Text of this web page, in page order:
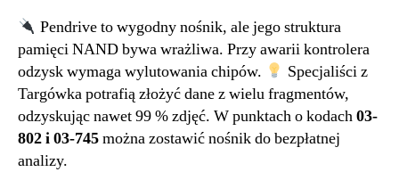
Pendrive to wygodny nośnik, ale jego struktura
pamięci NAND bywa wrażliwa. Przy awarii kontrolera
odzysk wymaga wylutowania chipów.
Specjaliści z
Targówka potrafią złożyć dane z wielu fragmentów,
odzyskując nawet 99 % zdjęć. W punktach o kodach03-
802 i 03-745można zostawić nośnik do bezpłatnej
analizy.